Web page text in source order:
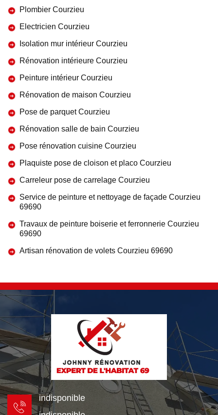
Plombier Courzieu
Electricien Courzieu
Isolation mur intérieur Courzieu
Rénovation intérieure Courzieu
Peinture intérieur Courzieu
Rénovation de maison Courzieu
Pose de parquet Courzieu
Rénovation salle de bain Courzieu
Pose rénovation cuisine Courzieu
Plaquiste pose de cloison et placo Courzieu
Carreleur pose de carrelage Courzieu
Service de peinture et nettoyage de façade Courzieu
69690
Travaux de peinture boiserie et ferronnerie Courzieu
69690
Artisan rénovation de volets Courzieu 69690
indisponible